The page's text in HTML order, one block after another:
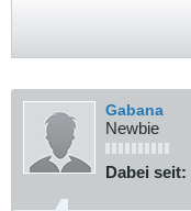
Gabana
Newbie
Dabei seit: